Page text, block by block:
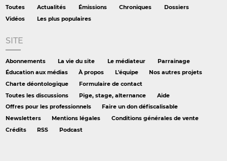
Toutes Actualités Émissions Chroniques
Dossiers
Vidéos
Les plus populaires
SITE
Abonnements La vie du site Le médiateur
Parrainage
Éducation aux médias
À propos L'équipe
Nos autres projets
Charte déontologique
Formulaire de contact
Toutes les discussions
Pige, stage, alternance
Aide
Offres pour les professionnels
Faire un don défiscalisable
Newsletters
Mentions légales
Conditions générales de vente
Crédits
RSS Podcast